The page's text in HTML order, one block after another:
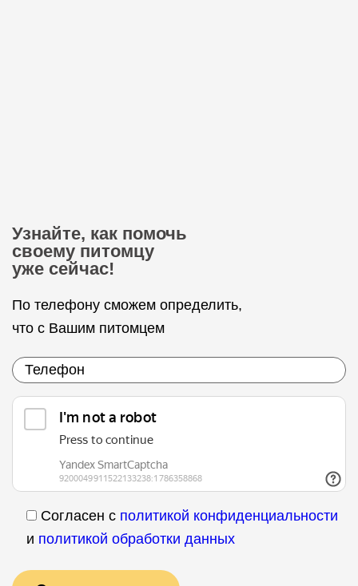
Узнайте, как помочь
своему питомцу
уже сейчас!
По телефону сможем определить,
что с Вашим питомцем
Согласен с политикой конфиденциальности
и политикой обработки данных